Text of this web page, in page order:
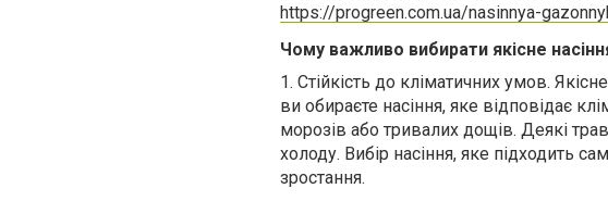
https://progreen.com.ua/nasinnya-
Чому важливо вибирати якісне
1. Стійкість до кліматичних умов.
ви обираєте насіння, яке відповідає
морозів або тривалих дощів. Деякі
холоду. Вибір насіння, яке підходить
зростання.